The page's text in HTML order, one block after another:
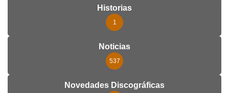
Historias
1
Noticias
537
Novedades Discográficas